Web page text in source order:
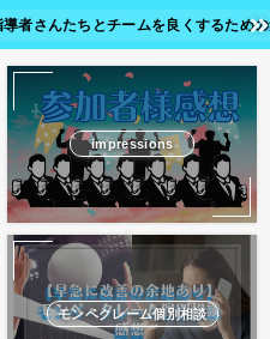
導者さんたちとチームを良くするため
impressions
モンペクレーム個別相談